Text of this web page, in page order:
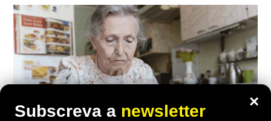
×
Subscreva a newsletter